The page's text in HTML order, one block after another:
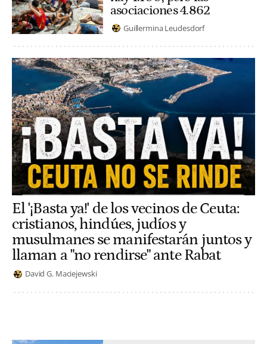
asociaciones 4.862
Guillermina Leudesdorf
El '¡Basta ya!' de los vecinos de Ceuta:
cristianos, hindúes, judíos y
musulmanes se manifestarán juntos y
llaman a "no rendirse" ante Rabat
David G. Maciejewski